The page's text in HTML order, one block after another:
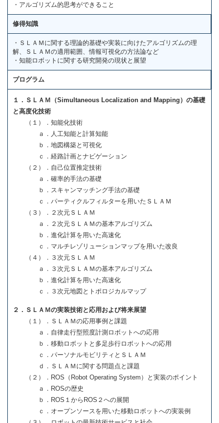
・アルゴリズム的思考ができること
修得知識
・ＳＬＡＭに関する理論的基礎や実装に向けたアルゴリズムの理
解、ＳＬＡＭの適用範囲、情報可視化の方法論など
・知能ロボットに関する研究開発の現状と展望
プログラム
１．ＳＬＡＭ（Simultaneous Localization and Mapping）の基礎
と高度化技術
（１）．知能化技術
ａ．人工知能と計算知能
ｂ．地図構築と可視化
ｃ．経路計画とナビゲーション
（２）．自己位置推定技術
ａ．確率的手法の基礎
ｂ．スキャンマッチング手法の基礎
ｃ．パーティクルフィルターを用いたＳＬＡＭ
（３）．２次元ＳＬＡＭ
ａ．２次元ＳＬＡＭの基本アルゴリズム
ｂ．進化計算を用いた高速化
ｃ．マルチレゾリューションマップを用いた改良
（４）．３次元ＳＬＡＭ
ａ．３次元ＳＬＡＭの基本アルゴリズム
ｂ．進化計算を用いた高速化
ｃ．３次元地図とトポロジカルマップ
２．ＳＬＡＭの実装技術と応用および将来展望
（１）．ＳＬＡＭの応用事例と課題
ａ．自律走行型照度計測ロボットへの応用
ｂ．移動ロボットと多足歩行ロボットへの応用
ｃ．パーソナルモビリティとＳＬＡＭ
ｄ．ＳＬＡＭに関する問題点と課題
（２）．ROS（Robot Operating System）と実装のポイント
ａ．ROSの歴史
ｂ．ROS１からROS２への展開
ｃ．オープンソースを用いた移動ロボットへの実装例